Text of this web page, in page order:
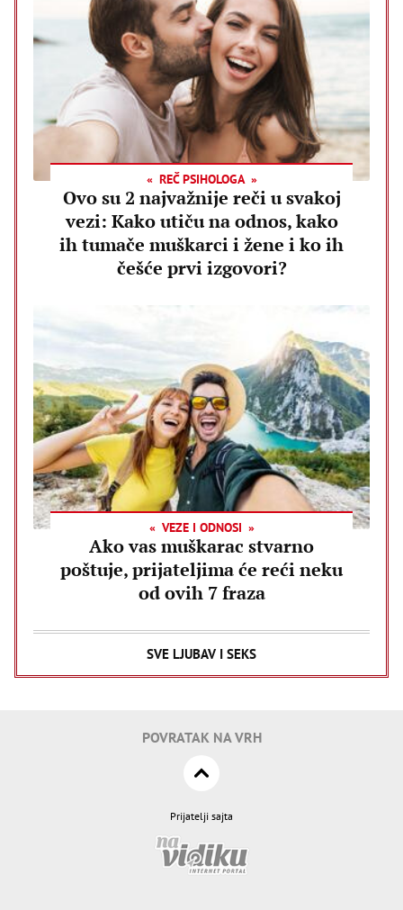
REČ PSIHOLOGA
Ovo su 2 najvažnije reči u svakoj
vezi: Kako utiču na odnos, kako
ih tumače muškarci i žene i ko ih
češće prvi izgovori?
VEZE I ODNOSI
Ako vas muškarac stvarno
poštuje, prijateljima će reći neku
od ovih 7 fraza
SVE LJUBAV I SEKS
POVRATAK NA VRH
Prijatelji sajta